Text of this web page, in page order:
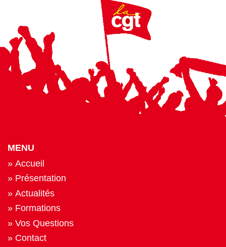
MENU
Accueil
Présentation
Actualités
Formations
Vos Questions
Contact